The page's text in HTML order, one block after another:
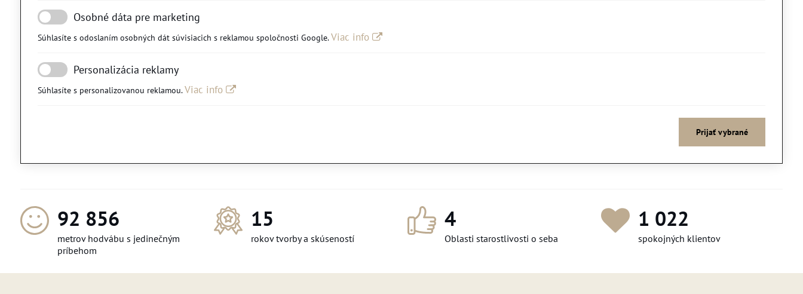
Osobné dáta pre marketing
Súhlasíte s odoslaním osobných dát súvisiacich s reklamou spoločnosti Google.Viac info
Personalizácia reklamy
Súhlasíte s personalizovanou reklamou.Viac info
Prijať vybrané
103 668
metrov hodvábu s jedinečným
príbehom
15
rokov tvorby a skúseností
4
Oblasti starostlivosti o seba
1 141
spokojných klientov